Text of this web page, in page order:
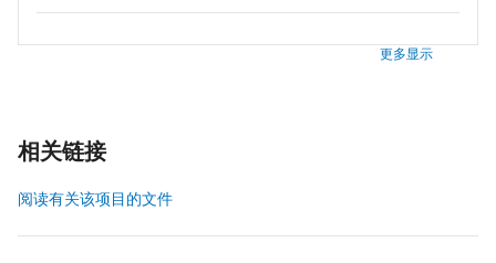
更多显示
相关链接
阅读有关该项目的文件